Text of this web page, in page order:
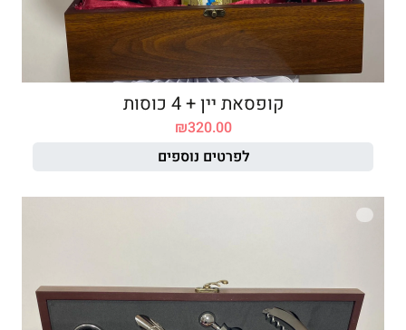
קופסאת יין + 4 כוסות
₪320.00
לפרטים נוספים